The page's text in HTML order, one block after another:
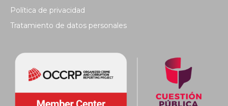
Política de privacidad
Tratamiento de datos personales